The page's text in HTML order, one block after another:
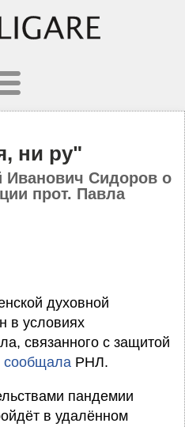
ни ру"
Иванович Сидоров о
прот. Павла
духовной
в условиях
связанного с защитой
сообщала РНЛ.
пандемии
в удалённом